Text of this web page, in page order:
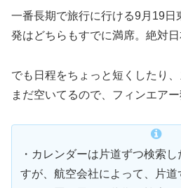
一番長期で旅行に行ける9月19日
発はどちらもすでに満席。絶対日
でも日程をちょっと短くしたり
まだ空いてるので、フィンエア
・カレンダーは片道ずつ検索
すが、航空会社によって、片